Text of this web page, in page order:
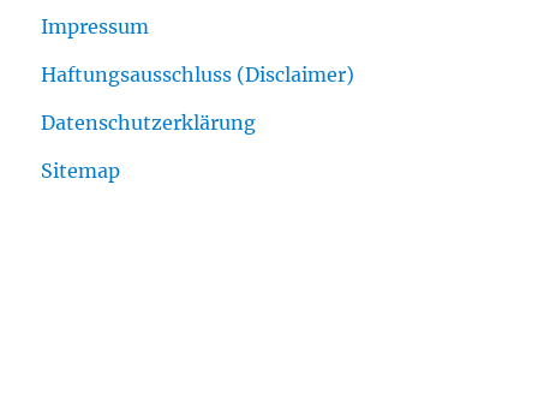
Impressum
Haftungsausschluss (Disclaimer)
Datenschutzerklärung
Sitemap